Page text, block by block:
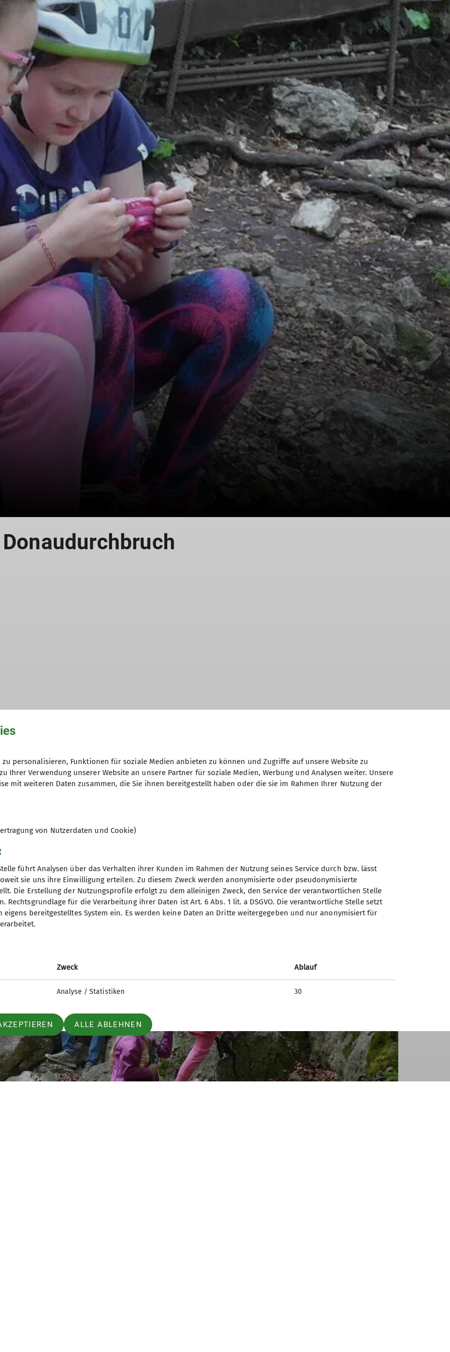
wir an der Ostseite der Oberlandwand zu klettern. Hier war die Südostkante ein langer
Kletter-Anfängern einige leichte Touren, die wir auch von den Schwierigkeitsgraden her
nach der Brotzeit wieder größer geworden war, zogen wir uns in die Abgeschiedenheit des
Gaukelei oder Cat women erklommen wurden. Durch die Übernachtung im Naturfeundehaus
Gruppe aus Regensburg an den eh schon kleinen Fels, sodass wir in Richtung Luky Luke
personalisieren, Funktionen für soziale Medien anbieten zu können und Zugriffe auf unsere Website zu
Ihrer Verwendung unserer Website an unsere Partner für soziale Medien, Werbung und Analysen weiter. Unsere
mit weiteren Daten zusammen, die Sie ihnen bereitgestellt haben oder die sie im Rahmen Ihrer Nutzung der
von Nutzerdaten und Cookie)
führt Analysen über das Verhalten ihrer Kunden im Rahmen der Nutzung seines Service durch bzw. lässt
sie uns ihre Einwilligung erteilen. Zu diesem Zweck werden anonymisierte oder pseudonymisierte
Die Erstellung der Nutzungsprofile erfolgt zu dem alleinigen Zweck, den Service der verantwortlichen Stelle
Rechtsgrundlage für die Verarbeitung ihrer Daten ist Art. 6 Abs. 1 lit. a DSGVO. Die verantwortliche Stelle setzt
eigens bereitgestelltes System ein. Es werden keine Daten an Dritte weitergegeben und nur anonymisiert für
Zweck Ablauf
Analyse / Statistiken 30
ALLE ABLEHNEN